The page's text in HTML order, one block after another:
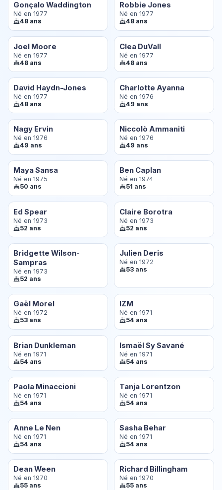
Gonçalo Waddington
Né en 1977
48 ans
Robbie Jones
Né en 1977
48 ans
Joel Moore
Né en 1977
48 ans
Clea DuVall
Né en 1977
48 ans
David Haydn-Jones
Né en 1977
48 ans
Charlotte Ayanna
Né en 1976
49 ans
Nagy Ervin
Né en 1976
49 ans
Niccolò Ammaniti
Né en 1976
49 ans
Maya Sansa
Né en 1975
50 ans
Ben Caplan
Né en 1974
51 ans
Ed Spear
Né en 1973
52 ans
Claire Borotra
Né en 1973
52 ans
Bridgette Wilson-
Sampras
Né en 1973
52 ans
Julien Deris
Né en 1972
53 ans
Gaël Morel
Né en 1972
53 ans
IZM
Né en 1971
54 ans
Brian Dunkleman
Né en 1971
54 ans
Ismaël Sy Savané
Né en 1971
54 ans
Paola Minaccioni
Né en 1971
54 ans
Tanja Lorentzon
Né en 1971
54 ans
Anne Le Nen
Né en 1971
54 ans
Sasha Behar
Né en 1971
54 ans
Dean Ween
Né en 1970
55 ans
Richard Billingham
Né en 1970
55 ans